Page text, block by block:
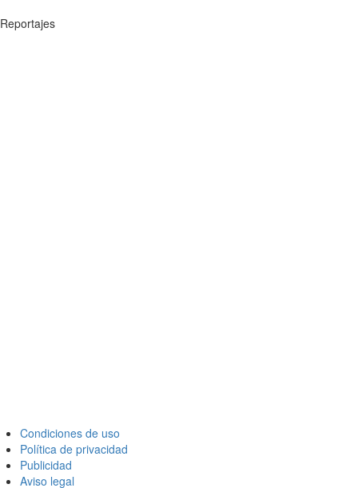
Reportajes
Condiciones de uso
Política de privacidad
Publicidad
Aviso legal